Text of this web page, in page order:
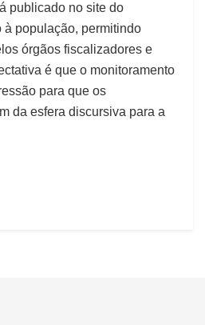
publicado no site do
à população, permitindo
órgãos fiscalizadores e
é que o monitoramento
para que os
da esfera discursiva para a